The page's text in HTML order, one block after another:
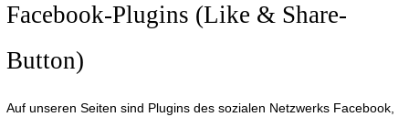
Facebook-Plugins (Like & Share-
Button)
Auf unseren Seiten sind Plugins des sozialen Netzwerks Facebook,